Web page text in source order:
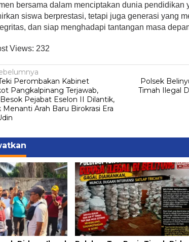
bersama dalam menciptakan dunia pendidikan
siswa berprestasi, tetapi juga generasi yang
dan siap menghadapi tantangan masa
Views: 232
Perombakan Kabinet
Pangkalpinang Terjawab,
Pejabat Eselon II Dilantik,
Menanti Arah Baru Birokrasi Era
Polsek
Timah Ilegal